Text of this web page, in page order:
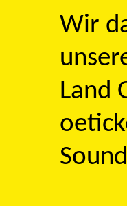
Wir
Land